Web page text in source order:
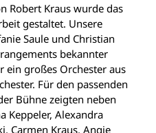
Robert Kraus wurde das
gestaltet. Unsere
Saule und Christian
bekannter
ein großes Orchester aus
Für den passenden
Bühne zeigten neben
Keppeler, Alexandra
Carmen Kraus, Angie